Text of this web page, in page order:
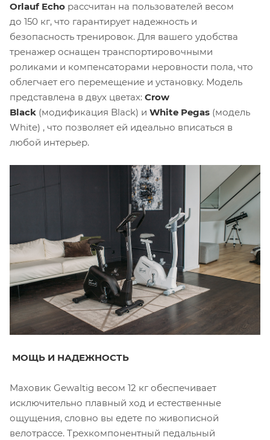
Orlauf Echo рассчитан на пользователей весом
до 150 кг, что гарантирует надежность и
безопасность тренировок. Для вашего удобства
тренажер оснащен транспортировочными
роликами и компенсаторами неровности пола, что
облегчает его перемещение и установку. Модель
представлена в двух цветах: Crow
Black (модификация Black) и White Pegas (модель
White) , что позволяет ей идеально вписаться в
любой интерьер.
МОЩЬ И НАДЕЖНОСТЬ
Маховик Gewaltig весом 12 кг обеспечивает
исключительно плавный ход и естественные
ощущения, словно вы едете по живописной
велотрассе. Трехкомпонентный педальный